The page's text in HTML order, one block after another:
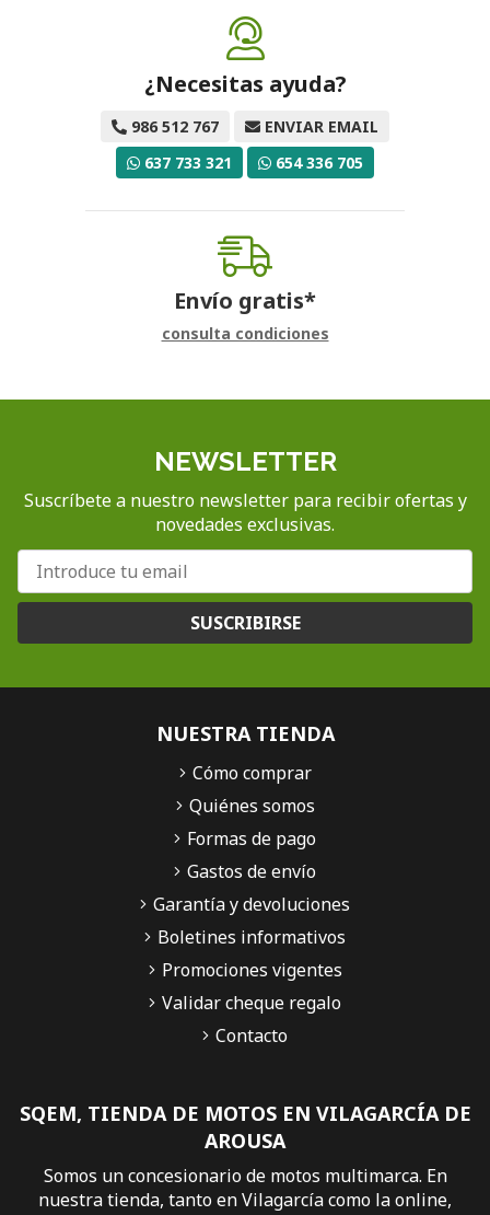
¿Necesitas ayuda?
986 512 767
ENVIAR EMAIL
637 733 321
654 336 705
Envío gratis*
consulta condiciones
NEWSLETTER
Suscríbete a nuestro newsletter para recibir ofertas y
novedades exclusivas.
SUSCRIBIRSE
SQEM, TIENDA DE MOTOS EN VILAGARCÍA DE
AROUSA
Somos un concesionario de motos multimarca. En
nuestra tienda, tanto en Vilagarcía como la online,
NUESTRA TIENDA
Cómo comprar
Quiénes somos
Formas de pago
Gastos de envío
Garantía y devoluciones
Boletines informativos
Promociones vigentes
Validar cheque regalo
Contacto